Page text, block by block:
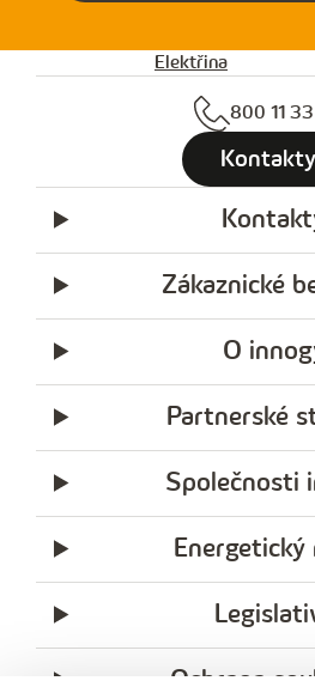
Elektřina
800 11
Kontakty
Zákaznické
O
Partnerské
Společnosti
Energetický
Ochrana